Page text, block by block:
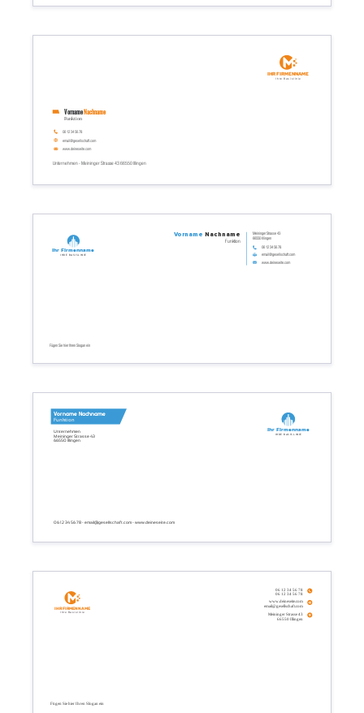
Unternehmen - Meininger Strasse 43 66550 Illingen
email@gesellschaft.com
www.deineseite.com
06 12 34 56 78
Funktion
VornameNachname
Ihr Firmenname
Ihre Basislinie
Fügen Sie hier Ihren Slogan ein
www.deineseite.com
06 12 34 56 78
email@gesellschaft.com
Vorname Nachname
Funktion
Meininger Strasse 43
66550 Illingen
Ihr Firmenname
Ihre Basislinie
06 12 34 56 78 - email@gesellschaft.com - www.deineseite.com
Unternehmen
Meininger Strasse 43
66550 Illingen
Vorname Nachname
Funktion
Ihr Firmenname
Ihre Basislinie
Fügen Sie hier Ihren Slogan ein
Meininger Strasse 43
66550 Illingen
www.deineseite.com
email@gesellschaft.com
06 12 34 56 78
06 12 34 56 78
Ihr Firmenname
Ihre Basislinie